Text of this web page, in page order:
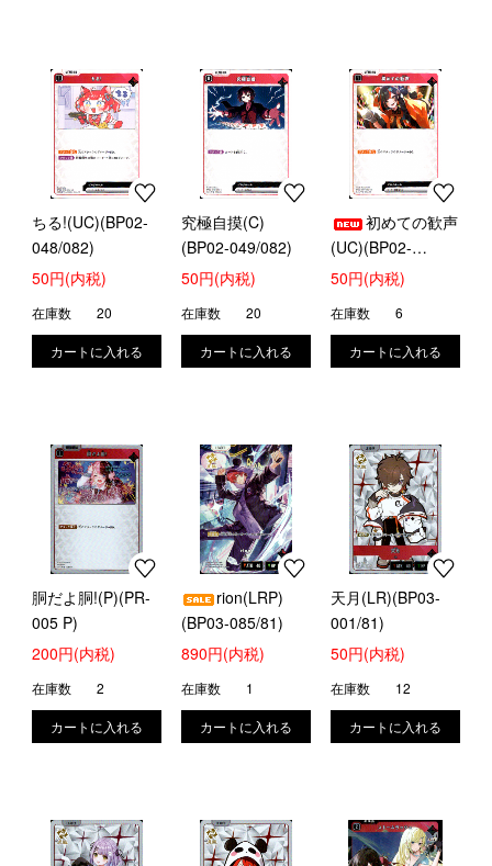
ちる!(UC)(BP02-
048/082)
50円(内税)
在庫数 20
究極自摸(C)
(BP02-049/082)
50円(内税)
在庫数 20
初めての歓声
(UC)(BP02-
051/082)
50円(内税)
在庫数 6
胴だよ胴!(P)(PR-
005 P)
200円(内税)
在庫数 2
rion(LRP)
(BP03-085/81)
890円(内税)
在庫数 1
天月(LR)(BP03-
001/81)
50円(内税)
在庫数 12